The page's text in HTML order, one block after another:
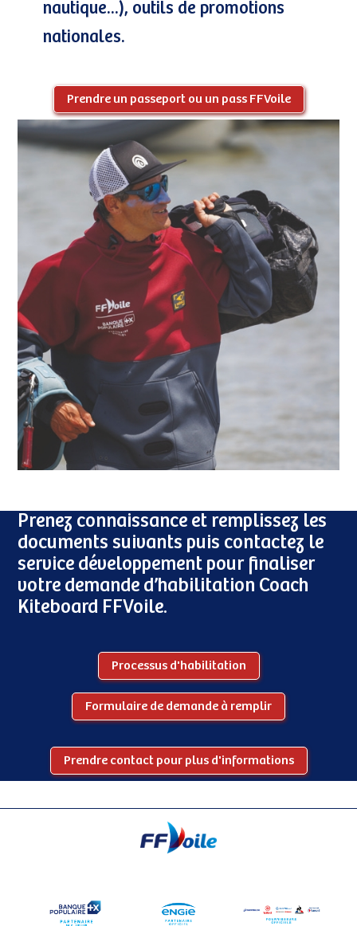
nautique...), outils de promotions
nationales.
Prendre un passeport ou un pass FFVoile
Prenez connaissance et remplissez les
documents suivants puis contactez le
service développement pour finaliser
votre demande d’habilitation Coach
Kiteboard FFVoile.
Processus d'habilitation
Formulaire de demande à remplir
Prendre contact pour plus d'informations